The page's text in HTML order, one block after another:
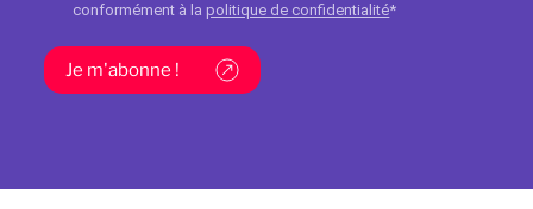
conformément à la politique de confidentialité*
Je m'abonne !